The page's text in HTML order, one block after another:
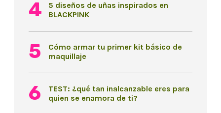
5 diseños de uñas inspirados en
BLACKPINK
Cómo armar tu primer kit básico de
maquillaje
TEST: ¿qué tan inalcanzable eres para
quien se enamora de ti?